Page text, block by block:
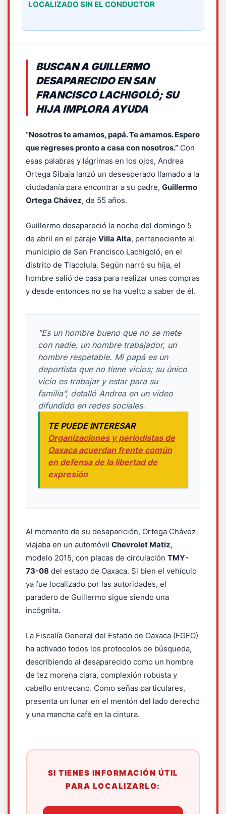
LOCALIZADO SIN EL CONDUCTOR
BUSCAN A GUILLERMO
DESAPARECIDO EN SAN
FRANCISCO LACHIGOLÓ; SU
HIJA IMPLORA AYUDA
“Nosotros te amamos, papá. Te amamos. Espero
que regreses pronto a casa con nosotros.” Con
esas palabras y lágrimas en los ojos, Andrea
Ortega Sibaja lanzó un desesperado llamado a la
ciudadanía para encontrar a su padre, Guillermo
Ortega Chávez, de 55 años.
Guillermo desapareció la noche del domingo 5
de abril en el paraje Villa Alta, perteneciente al
municipio de San Francisco Lachigoló, en el
distrito de Tlacolula. Según narró su hija, el
hombre salió de casa para realizar unas compras
y desde entonces no se ha vuelto a saber de él.
“Es un hombre bueno que no se mete
con nadie, un hombre trabajador, un
hombre respetable. Mi papá es un
deportista que no tiene vicios; su único
vicio es trabajar y estar para su
familia”, detalló Andrea en un video
difundido en redes sociales.
TE PUEDE INTERESAR
Organizaciones y periodistas de
Oaxaca acuerdan frente común
en defensa de la libertad de
expresión
Al momento de su desaparición, Ortega Chávez
viajaba en un automóvil Chevrolet Matiz,
modelo 2015, con placas de circulación TMY-
73-08 del estado de Oaxaca. Si bien el vehículo
ya fue localizado por las autoridades, el
paradero de Guillermo sigue siendo una
incógnita.
La Fiscalía General del Estado de Oaxaca (FGEO)
ha activado todos los protocolos de búsqueda,
describiendo al desaparecido como un hombre
de tez morena clara, complexión robusta y
cabello entrecano. Como señas particulares,
presenta un lunar en el mentón del lado derecho
y una mancha café en la cintura.
SI TIENES INFORMACIÓN ÚTIL
PARA LOCALIZARLO: